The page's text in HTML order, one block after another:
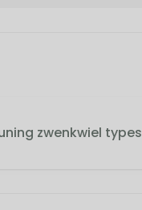
zwenkwiel types